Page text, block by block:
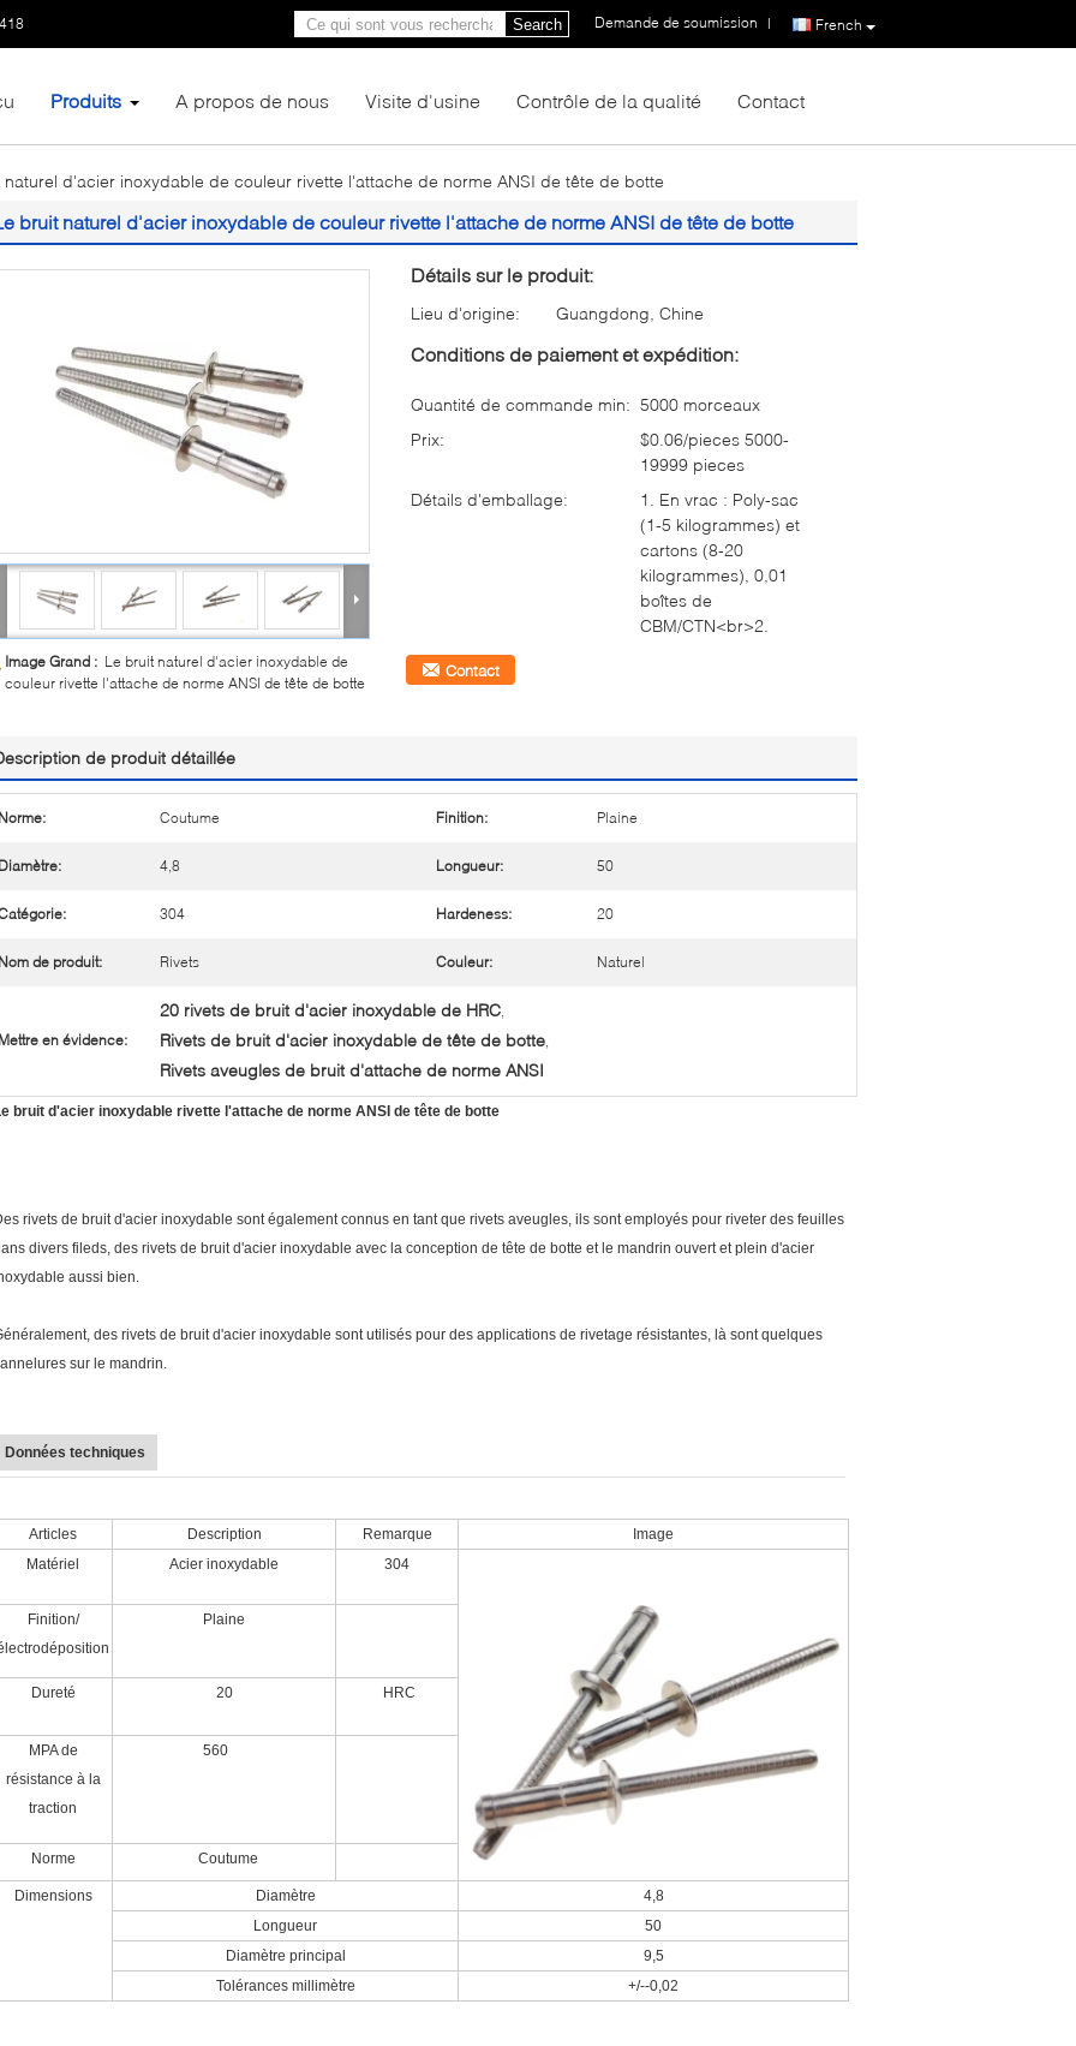
French
Demande de soumission |
Search
Produits A propos de nous Visite d'usine Contrôle de la qualité Contact
naturel d'acier inoxydable de couleur rivette l'attache de norme ANSI de tête de botte
bruit naturel d'acier inoxydable de couleur rivette l'attache de norme ANSI de tête de botte
Image Grand : Le bruit naturel d'acier inoxydable de
couleur rivette l'attache de norme ANSI de tête de botte
Détails sur le produit:
Lieu d'origine: Guangdong, Chine
Conditions de paiement et expédition:
Quantité de commande min: 5000 morceaux
Prix:
$0.06/pieces 5000-
19999 pieces
Détails d'emballage:
1. En vrac : Poly-sac
(1-5 kilogrammes) et
cartons (8-20
kilogrammes), 0,01
boîtes de
CBM/CTN<br>2.
Contact
de produit détaillée
Norme: Coutume Finition: Plaine
Diamètre: 4,8 Longueur: 50
304 Hardeness: 20
Nom de produit: Rivets Couleur: Naturel
Mettre en évidence:
20 rivets de bruit d'acier inoxydable de HRC,
Rivets de bruit d'acier inoxydable de tête de botte,
Rivets aveugles de bruit d'attache de norme ANSI
bruit d'acier inoxydable rivette l'attache de norme ANSI de tête de botte
rivets de bruit d'acier inoxydable sont également connus en tant que rivets aveugles, ils sont employés pour riveter des feuilles
divers fileds, des rivets de bruit d'acier inoxydable avec la conception de tête de botte et le mandrin ouvert et plein d'acier
aussi bien.
des rivets de bruit d'acier inoxydable sont utilisés pour des applications de rivetage résistantes, là sont quelques
sur le mandrin.
Données techniques
Articles Description Remarque
Image
Matériel
Acier inoxydable 304
Finition/
Plaine
Dureté 20 HRC
MPA de
résistance à la
traction
560
Norme Coutume
Dimensions Diamètre
4,8
Longueur
50
Diamètre principal
9,5
Tolérances millimètre
+/--0,02